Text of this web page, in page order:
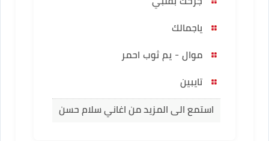
ياجمالك
موال - يم ثوب احمر
تايبين
استمع الى المزيد من اغاني سلام حسن